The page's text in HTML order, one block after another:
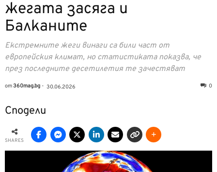
жегата засяга и
Балканите
Екстремните жеги винаги са били част от
европейския климат, но статистиката показва, че
през последните десетилетия те зачестяват
от360mag.bg - 30.06.2026 0
Сподели
SHARES